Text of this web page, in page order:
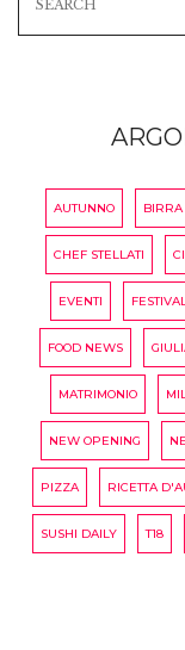
AUTUNNO BIRRA
CHEF STELLATI
EVENTI
FOOD NEWS
MATRIMONIO
NEW OPENING
PIZZA RICETTA
SUSHI DAILY T18